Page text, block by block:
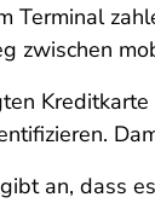
Terminal
zwischen
an, dass